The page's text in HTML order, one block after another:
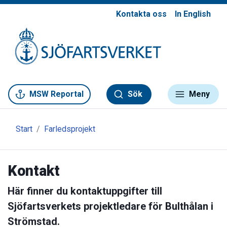
Kontakta oss In English
MSW Reportal Sök Meny
Start Farledsprojekt
Kontakt
Här finner du kontaktuppgifter till
Sjöfartsverkets projektledare för Bulthålan i
Strömstad.